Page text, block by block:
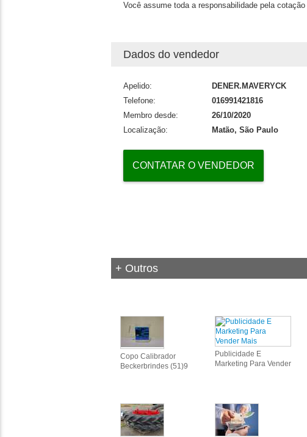
Você assume toda a responsabilidade pela
Dados do vendedor
Apelido:
DENER.MAVERYCK
Telefone:
016991421816
Membro desde:
26/10/2020
Localização:
Matão, São Paulo
CONTATAR O VENDEDOR
+ Outros
Copo Calibrador
Beckerbrindes (51)9
Publicidade E
Marketing Para Vender